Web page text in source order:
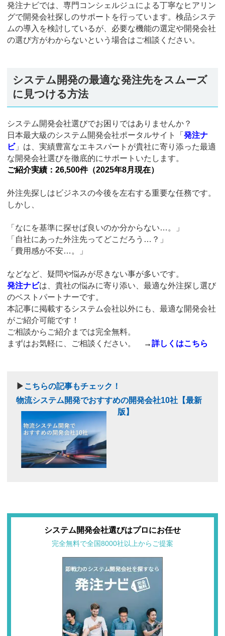
発注ナビでは、専門コンシェルジュによる丁寧なヒアリン
グで開発会社探しのサポートを行っています。検品システ
ムの導入を検討しているが、必要な機能の選定や開発会社
の選び方がわからないという場合はご相談ください。
システム開発の最適な発注先をスムーズ
に見つける方法
システム開発会社選びでお困りではありませんか？
日本最大級のシステム開発会社ポータルサイト「 発注ナ
ビ」は、実績豊富なエキスパートが貴社に寄り添った最適
な開発会社選びを徹底的にサポートいたします。
ご紹介実績：26,500件（2025年8月現在）
外注先探しはビジネスの今後を左右する重要な任務です。
しかし、
「なにを基準に探せば良いのか分からない…。」
「自社にあった外注先ってどこだろう…？」
「費用感が不安…。」
などなど、疑問や悩みが尽きない事が多いです。
発注ナビは、貴社の悩みに寄り添い、最適な外注探し選び
のベストパートナーです。
本記事に掲載するシステム会社以外にも、最適な開発会社
がご紹介可能です！
ご相談からご紹介までは完全無料。
まずはお気軽に、ご相談ください。
→詳しくはこちら
▶ こちらの記事もチェック！
物流システム開発でおすすめの開発会社10社【最新
版】
システム開発会社選びはプロにお任せ
完全無料で全国8000社以上からご提案